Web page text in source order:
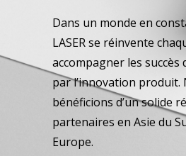
Dans un monde en
LASER se réinvente
accompagner les succès
par l’innovation produit.
bénéficions d’un solide
partenaires en Asie du
Europe.